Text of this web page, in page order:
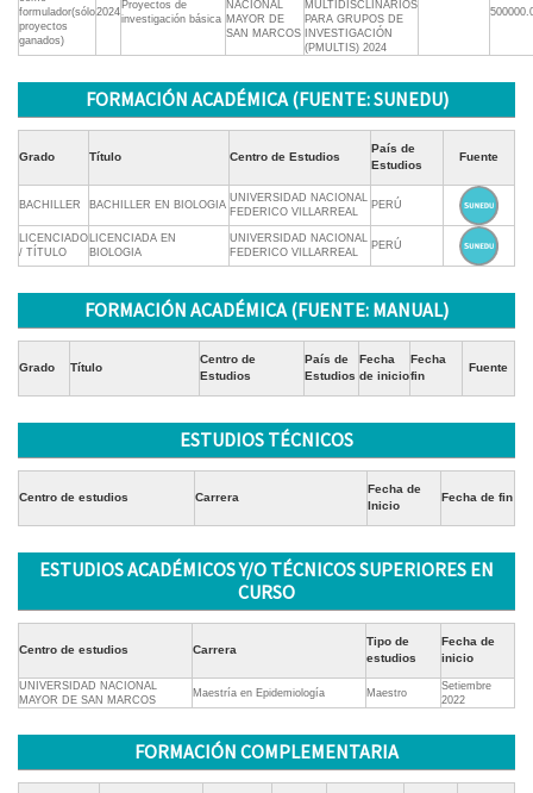
formulador(sólo
proyectos
ganados)
2024
Proyectos de
investigación básica
NACIONAL
MAYOR DE
SAN MARCOS
MULTIDISCLINARIOS
PARA GRUPOS DE
INVESTIGACIÓN
(PMULTIS) 2024
FORMACIÓN ACADÉMICA (FUENTE: SUNEDU)
Grado Título Centro de Estudios
País de
Estudios
Fuente
BACHILLER BACHILLER EN BIOLOGIA
UNIVERSIDAD NACIONAL
FEDERICO VILLARREAL
PERÚ
LICENCIADO
/ TÍTULO
LICENCIADA EN
BIOLOGIA
UNIVERSIDAD NACIONAL
FEDERICO VILLARREAL
PERÚ
FORMACIÓN ACADÉMICA (FUENTE: MANUAL)
Grado Título
Centro de
Estudios
País de
Estudios
Fecha
de inicio
Fecha
fin
Fuente
ESTUDIOS TÉCNICOS
Centro de estudios Carrera
Fecha de
Inicio
Fecha de fin
ESTUDIOS ACADÉMICOS Y/O TÉCNICOS SUPERIORES EN
CURSO
Centro de estudios Carrera
Tipo de
estudios
Fecha de
inicio
UNIVERSIDAD NACIONAL
MAYOR DE SAN MARCOS
Maestría en Epidemiología Maestro
Setiembre
2022
FORMACIÓN COMPLEMENTARIA